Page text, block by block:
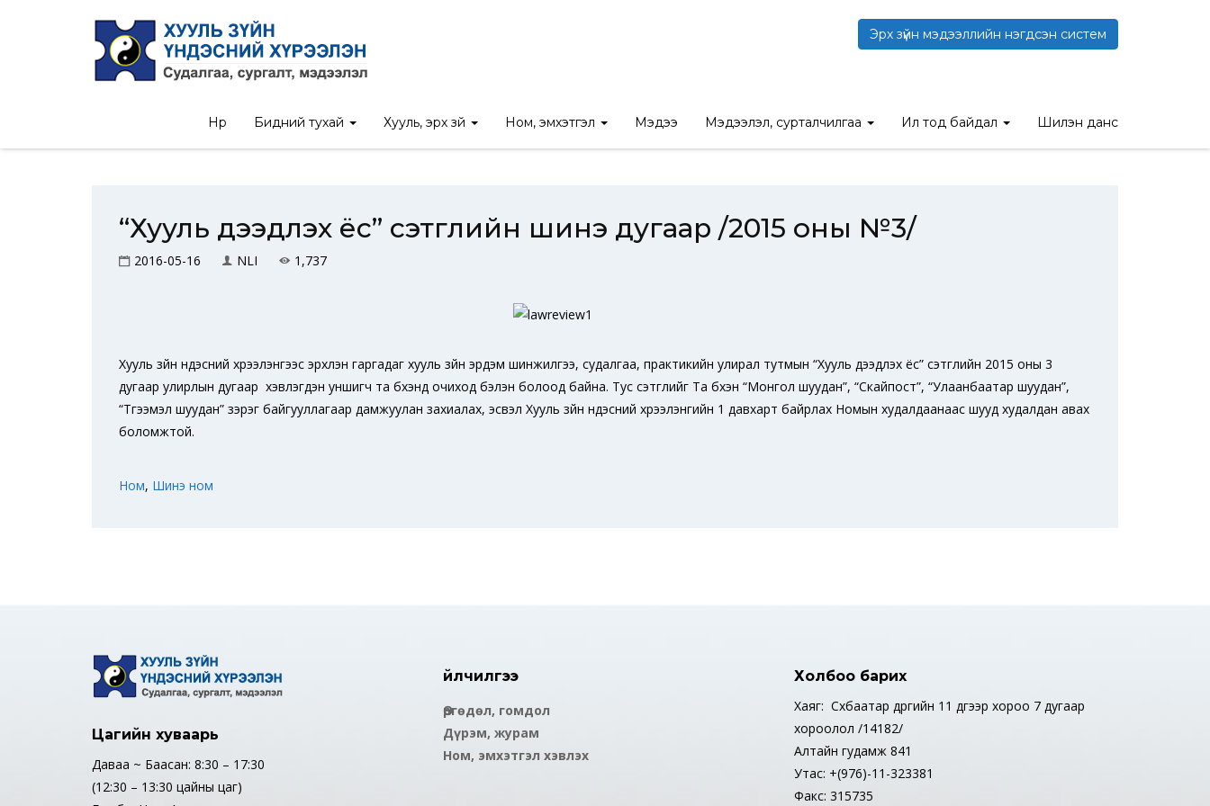
Эрх зүйн мэдээллийн нэгдсэн систем
Нүүр Бидний тухай Хууль, эрх зүй Ном, эмхэтгэл Мэдээ Мэдээлэл, сурталчилгаа Ил тод байдал Шилэн данс
Нүүр Ном / “Хууль дээдлэх ёс” сэтгүүлийн шинэ дугаар /2015 оны №3/
“Хууль дээдлэх ёс” сэтгүүлийн шинэ дугаар /2015 оны №3/
2016-05-16 NLI 1,737
Хууль зүйн үндэсний хүрээлэнгээс эрхлэн гаргадаг хууль зүйн эрдэм шинжилгээ, судалгаа, практикийн улирал тутмын “Хууль дээдлэх ёс” сэтгүүлийн 2015 оны 3
дугаар улирлын дугаар хэвлэгдэн уншигч та бүхэнд очиход бэлэн болоод байна. Тус сэтгүүлийг Та бүхэн “Монгол шуудан”, “Скайпост”, “Улаанбаатар шуудан”,
“Түгээмэл шуудан” зэрэг байгууллагаар дамжуулан захиалах, эсвэл Хууль зүйн үндэсний хүрээлэнгийн 1 давхарт байрлах Номын худалдаанаас шууд худалдан авах
боломжтой.
Ном, Шинэ ном
Цагийн хуваарь
Даваа ~ Баасан: 8:30 – 17:30
(12:30 – 13:30 цайны цаг)
Үйлчилгээ
Өргөдөл, гомдол
Дүрэм, журам
Ном, эмхэтгэл хэвлэх
Холбоо барих
Хаяг: Сүхбаатар дүүргийн 11 дүгээр хороо 7 дугаар
хороолол /14182/
Алтайн гудамж 841
Утас: +(976)-11-323381
Факс: 315735